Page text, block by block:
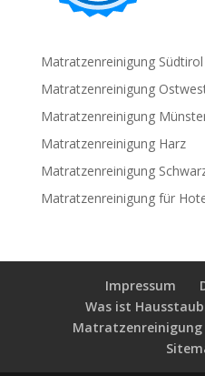
Matratzenreinigung Südtirol
Matratzenreinigung
Matratzenreinigung
Matratzenreinigung Harz
Matratzenreinigung
Matratzenreinigung für
Impressum
Was ist
Matratzenreinigung